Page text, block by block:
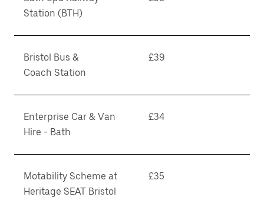
Station (BTH)
Bristol Bus &
Coach Station
£39
Enterprise Car & Van
Hire - Bath
£34
Motability Scheme at
Heritage SEAT Bristol
£35